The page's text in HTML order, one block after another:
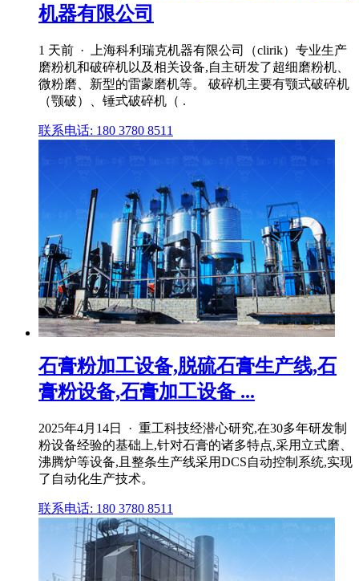
机器有限公司
1 天前 · 上海科利瑞克机器有限公司（clirik）专业生产
磨粉机和破碎机以及相关设备,自主研发了超细磨粉机、
微粉磨、新型的雷蒙磨机等。 破碎机主要有颚式破碎机
（颚破）、锤式破碎机（ .
联系电话: 180 3780 8511
石膏粉加工设备,脱硫石膏生产线,石
膏粉设备,石膏加工设备 ...
2025年4月14日 · 重工科技经潜心研究,在30多年研发制
粉设备经验的基础上,针对石膏的诸多特点,采用立式磨、
沸腾炉等设备,且整条生产线采用DCS自动控制系统,实现
了自动化生产技术。
联系电话: 180 3780 8511